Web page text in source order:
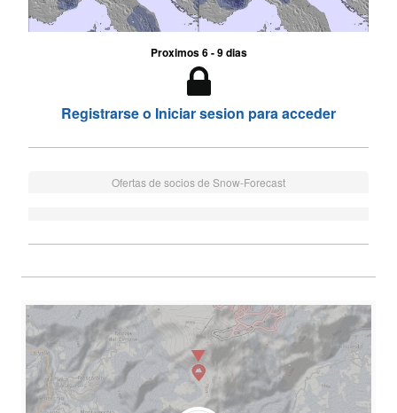
Proximos 6 - 9 dias
Registrarse o Iniciar sesion para acceder
Ofertas de socios de Snow-Forecast